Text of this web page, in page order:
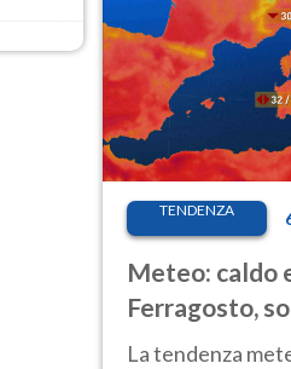
TENDENZA
Meteo: caldo
Ferragosto,
pausa. Ecco
La tendenza